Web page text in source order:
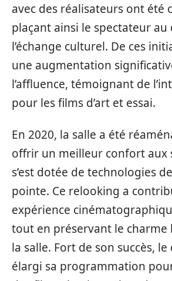
avec des réalisateurs ont été
plaçant ainsi le spectateur
l’échange culturel. De ces
une augmentation
l’affluence, témoignant de
pour les films d’art et essai.
En 2020, la salle a été
offrir un meilleur confort aux
s’est dotée de technologies
pointe. Ce relooking a
expérience
tout en préservant le charme
la salle. Fort de son succès, le
élargi sa programmation